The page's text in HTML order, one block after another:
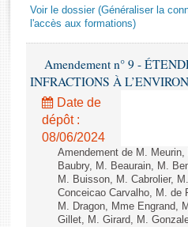
Rapports législatifs
Rapports sur l'application des
Baromètre de l’application des
Dossiers législatifs
Budget et sécurité sociale
Questions écrites et orales
Comptes rendus des débats
Voir le dossier (Généraliser la
l'accès aux formations)
Amendement n° 9 -
INFRACTIONS À
Date de
dépôt :
08/06/2024
Amendement de M.
Baubry, M. Beaurain, M.
M. Buisson, M. Cabrolier,
Conceicao Carvalho, M. de
M. Dragon, Mme Engrand,
Gillet, M. Girard, M.